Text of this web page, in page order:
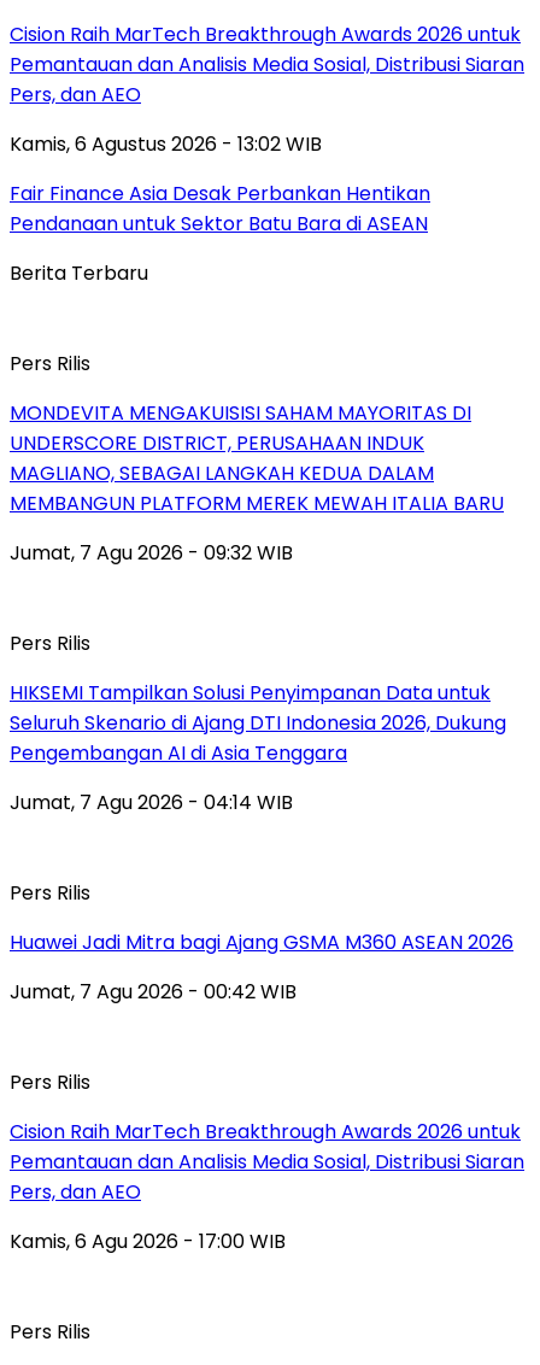
Cision Raih MarTech Breakthrough Awards 2026 untuk
Pemantauan dan Analisis Media Sosial, Distribusi Siaran
Pers, dan AEO
Kamis, 6 Agustus 2026 - 13:02 WIB
Fair Finance Asia Desak Perbankan Hentikan
Pendanaan untuk Sektor Batu Bara di ASEAN
Berita Terbaru
Pers Rilis
MONDEVITA MENGAKUISISI SAHAM MAYORITAS DI
UNDERSCORE DISTRICT, PERUSAHAAN INDUK
MAGLIANO, SEBAGAI LANGKAH KEDUA DALAM
MEMBANGUN PLATFORM MEREK MEWAH ITALIA BARU
Jumat, 7 Agu 2026 - 09:32 WIB
Pers Rilis
HIKSEMI Tampilkan Solusi Penyimpanan Data untuk
Seluruh Skenario di Ajang DTI Indonesia 2026, Dukung
Pengembangan AI di Asia Tenggara
Jumat, 7 Agu 2026 - 04:14 WIB
Pers Rilis
Huawei Jadi Mitra bagi Ajang GSMA M360 ASEAN 2026
Jumat, 7 Agu 2026 - 00:42 WIB
Pers Rilis
Cision Raih MarTech Breakthrough Awards 2026 untuk
Pemantauan dan Analisis Media Sosial, Distribusi Siaran
Pers, dan AEO
Kamis, 6 Agu 2026 - 17:00 WIB
Pers Rilis